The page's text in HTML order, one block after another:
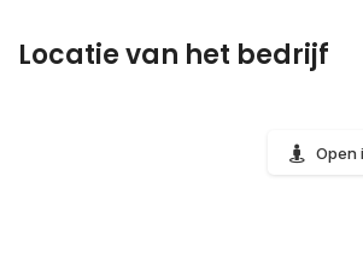
Locatie van het bedrijf
Open